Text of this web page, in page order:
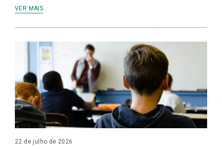
VER MAIS
22 de julho de 2026